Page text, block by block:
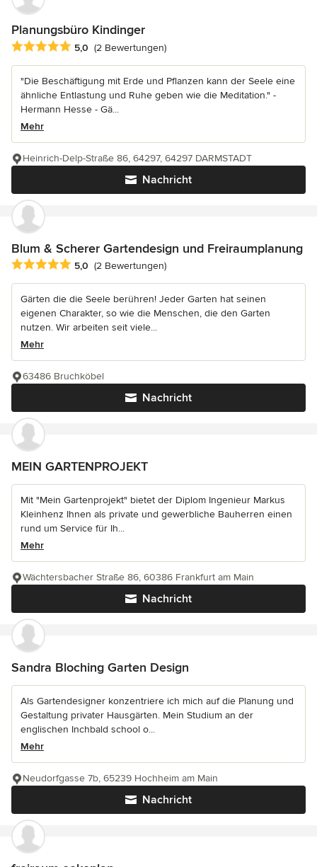
Planungsbüro Kindinger
Durchschnittliche Bewertung: 5 von 5 Sternen
5,0 (2 Bewertungen)
"Die Beschäftigung mit Erde und Pflanzen kann der Seele eine
ähnliche Entlastung und Ruhe geben wie die Meditation." -
Hermann Hesse - Gä...
Mehr
Nachricht
Heinrich-Delp-Straße 86, 64297, 64297 DARMSTADT
Blum & Scherer Gartendesign und Freiraumplanung
Durchschnittliche Bewertung: 5 von 5 Sternen
5,0 (2 Bewertungen)
Gärten die die Seele berühren! Jeder Garten hat seinen
eigenen Charakter, so wie die Menschen, die den Garten
nutzen. Wir arbeiten seit viele...
Mehr
Nachricht
63486 Bruchköbel
MEIN GARTENPROJEKT
Mit "Mein Gartenprojekt" bietet der Diplom Ingenieur Markus
Kleinhenz Ihnen als private und gewerbliche Bauherren einen
rund um Service für Ih...
Mehr
Nachricht
Wächtersbacher Straße 86, 60386 Frankfurt am Main
Sandra Bloching Garten Design
Als Gartendesigner konzentriere ich mich auf die Planung und
Gestaltung privater Hausgärten. Mein Studium an der
englischen Inchbald school o...
Mehr
Nachricht
Neudorfgasse 7b, 65239 Hochheim am Main